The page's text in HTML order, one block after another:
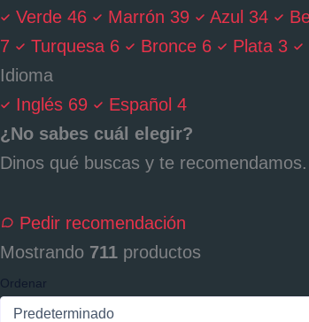
Verde 46 Marrón 39 Azul 34
7
Turquesa 6 Bronce 6 Plata 3
Idioma
Inglés 69 Español 4
¿No sabes cuál elegir?
Dinos qué buscas y te recomendamos.
Pedir recomendación
Mostrando 711 productos
Ordenar